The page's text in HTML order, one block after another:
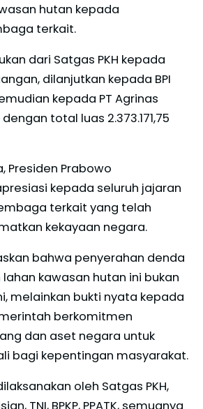
hutan kepada
terkait.
dari Satgas PKH kepada
dilanjutkan kepada BPI
kepada PT Agrinas
total luas 2.373.171,75
Presiden Prabowo
kepada seluruh jajaran
terkait yang telah
kekayaan negara.
bahwa penyerahan denda
kawasan hutan ini bukan
melainkan bukti nyata kepada
berkomitmen
dan aset negara untuk
bagi kepentingan masyarakat.
oleh Satgas PKH,